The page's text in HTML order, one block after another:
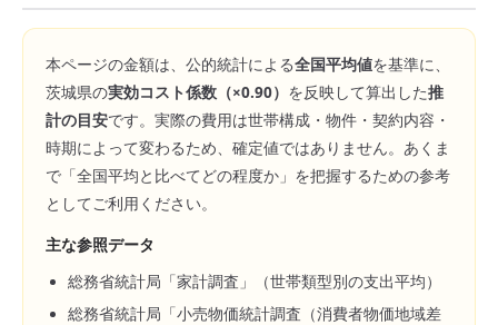
本ページの金額は、公的統計による全国平均値を基準に、
茨城県の実効コスト係数（×0.90） を反映して算出した推
計の目安です。実際の費用は世帯構成・物件・契約内容・
時期によって変わるため、確定値ではありません。あくま
で「全国平均と比べてどの程度か」を把握するための参考
としてご利用ください。
主な参照データ
総務省統計局「家計調査」（世帯類型別の支出平均）
総務省統計局「小売物価統計調査（消費者物価地域差